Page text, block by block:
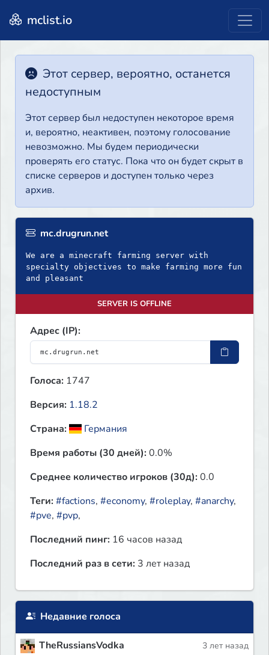
mclist.io
Этот сервер, вероятно, останется
недоступным
Этот сервер был недоступен некоторое время
и, вероятно, неактивен, поэтому голосование
невозможно. Мы будем периодически
проверять его статус. Пока что он будет скрыт в
списке серверов и доступен только через
архив.
mc.drugrun.net
We are a minecraft farming server with
specialty objectives to make farming more fun
and pleasant
SERVER IS OFFLINE
Адрес (IP):
Голоса: 1747
Версия: 1.18.2
Страна:
Германия
Время работы (30 дней):0.0%
Среднее количество игроков (30д):0.0
Теги:#factions, #economy, #roleplay, #anarchy,
#pve, #pvp,
Последний пинг: 16 часов назад
Последний раз в сети: 3 лет назад
Недавние голоса
TheRussiansVodka 3 лет назад